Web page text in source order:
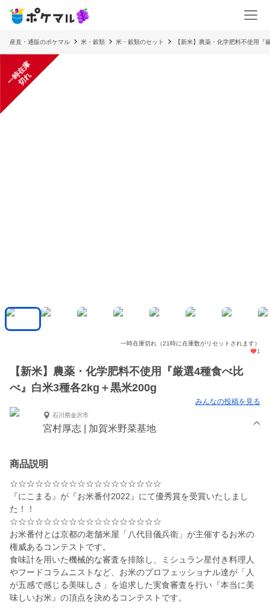
産直・通販のポケマル 米・穀類 米・穀類のセット 【新米】農薬・化学肥料不使用
一
時
在
庫
切
れ
一時在庫切れ（21時に在庫数がリセットされます）
1
【新米】農薬・化学肥料不使用『厳選4種食べ比
べ』白米3種各2kg＋黒米200g
みんなの投稿を見る
石川県金沢市
宮村厚志 | 加賀米野菜基地
商品説明
☆☆☆☆☆☆☆☆☆☆☆☆☆☆☆☆☆☆
『にこまる』が『お米番付2022』にて優秀賞を受賞いたしまし
た！！
☆☆☆☆☆☆☆☆☆☆☆☆☆☆☆☆☆☆
お米番付とは京都の老舗米屋「八代目儀兵衛」が主催するお米の
権威あるコンテストです。
食味計を用いた機械的な審査を排除し、ミシュラン星付き料理人
やフードコラムニストなど、お米のプロフェッショナル達が「人
が五感で感じる美味しさ」を追求した実食審査を行い『本当に美
味しいお米』の頂点を決めるコンテストです。